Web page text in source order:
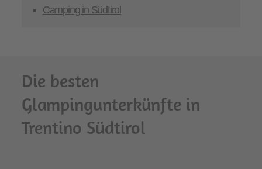
Camping in Südtirol
Die besten
Glampingunterkünfte in
Trentino Südtirol